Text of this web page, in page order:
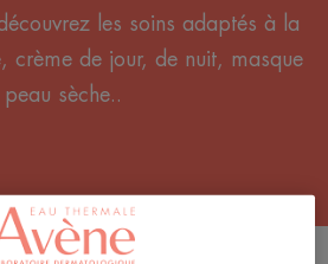
les soins adaptés à la
crème de jour, de nuit, masque
peau sèche..